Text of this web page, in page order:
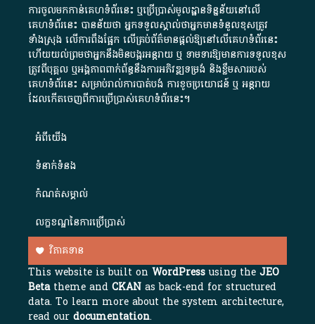
ការចូលមកកាន់គេហទំព័រនេះ ឬប្រើប្រាស់មូលដ្ឋានទិន្នន័យនៅលើ
គេហទំព័រនេះ បានន័យថា អ្នកទទួលស្គាល់ថាអ្នកមានទំនួលខុសត្រូវ
ទាំងស្រុង លើការពឹងផ្អែក លើគ្រប់ព័ត៌មានផ្តល់ឱ្យនៅលើគេហទំព័រនេះ
ហើយយល់ព្រមថាអ្នកនឹងមិនបង្ករអន្តរាយ ឬ ទាមទារ​ឱ្យមានការទទួលខុស​
ត្រូវពីបុគ្គល ឬអង្គភាពពាក់ព័ន្ធនឹងការអភិវឌ្ឍទម្រង់ និងខ្លឹមសាររបស់
គេហទំព័រនេះ សម្រាប់រាល់ការបាត់បង់ ការខូចប្រយោជន៍ ឬ អន្តរាយ
ដែលកើតចេញពីការប្រើប្រាស់គេហទំព័រនេះ។
អំពី​យើង​
ទំនាក់ទំនង
កំណត់សម្គាល់
លក្ខខណ្ឌនៃការប្រើប្រាស់
វិភាគទាន
This website is built onWordPressusing theJEO
Betatheme andCKAN as back-end for structured
data. To learn more about the system architecture,
read ourdocumentation.